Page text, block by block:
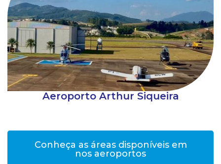
Aeroporto Arthur Siqueira
Conheça as áreas disponíveis em
nos aeroportos